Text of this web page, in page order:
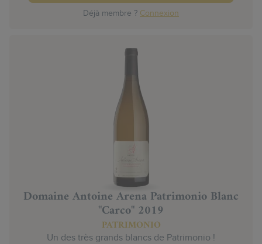
Déjà membre ? Connexion
Domaine Antoine Arena Patrimonio Blanc
"Carco" 2019
PATRIMONIO
Un des très grands blancs de Patrimonio !